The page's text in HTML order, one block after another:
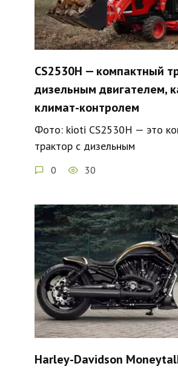
CS2530H — компактный
дизельным двигателем,
климат-контролем
Фото: kioti CS2530H — это
трактор с дизельным
0 30
Harley-Davidson